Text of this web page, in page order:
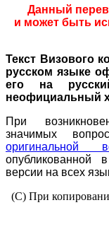
Данный
и может быть
Текст Визового
русском языке
его на
неофициальный
При
значимых
оригинальной
версии на всех
(С) При